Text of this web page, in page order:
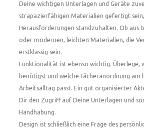
Deine wichtigen Unterlagen und Geräte
strapazierfähigen Materialien gefertigt
Herausforderungen standzuhalten. Ob aus
oder modernen, leichten Materialien, die
erstklassig sein.
Funktionalität ist ebenso wichtig. Überlege,
benötigst und welche Fächeranordnung am
Arbeitsalltag passt. Ein gut organisierter
Dir den Zugriff auf Deine Unterlagen und
Handhabung.
Design ist schließlich eine Frage des